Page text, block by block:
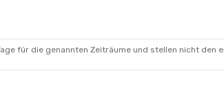
für die genannten Zeiträume und stellen nicht